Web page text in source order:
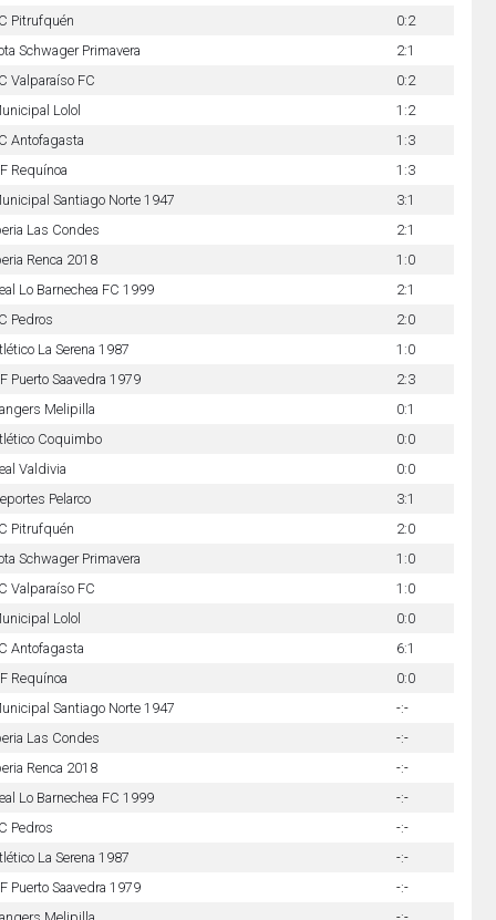
Pitrufquén
0:2
Schwager Primavera
2:1
Valparaíso FC
0:2
Lolol
1:2
Antofagasta
1:3
Requínoa
1:3
Santiago Norte 1947
3:1
Las Condes
2:1
Renca 2018
1:0
Lo Barnechea FC 1999
2:1
Pedros
2:0
La Serena 1987
1:0
Puerto Saavedra 1979
2:3
Melipilla
0:1
Coquimbo
0:0
Valdivia
0:0
Pelarco
3:1
Pitrufquén
2:0
Schwager Primavera
1:0
Valparaíso FC
1:0
Lolol
0:0
Antofagasta
6:1
Requínoa
0:0
Santiago Norte 1947
-:-
Las Condes
-:-
Renca 2018
-:-
Lo Barnechea FC 1999
-:-
Pedros
-:-
La Serena 1987
-:-
Puerto Saavedra 1979
-:-